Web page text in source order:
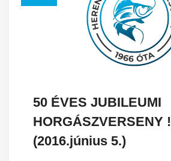
50 ÉVES JUBILEUMI
HORGÁSZVERSENY !
(2016.június 5.)